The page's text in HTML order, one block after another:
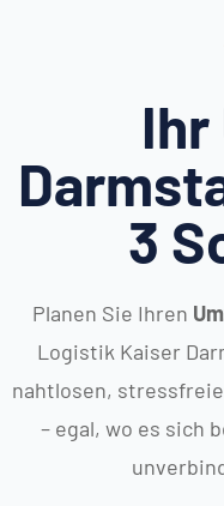
Ihr
3
Planen Sie Ihren
Logistik Kaiser
nahtlosen,
– egal, wo es sich